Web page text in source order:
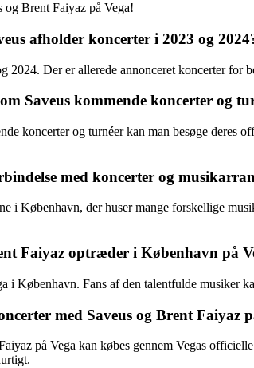
Brent Faiyaz på Vega!
afholder koncerter i 2023 og
2024. Der er allerede annonceret koncerter for
Saveus kommende koncerter og
koncerter og turnéer kan man besøge
med koncerter og
i København, der huser mange forskellige
Faiyaz optræder i København på
i København. Fans af den talentfulde musiker
med Saveus og Brent Faiyaz
på Vega kan købes gennem Vegas